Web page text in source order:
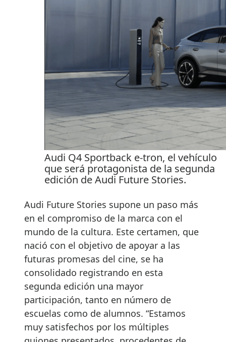
Audi Q4 Sportback e-tron, el vehículo
que será protagonista de la segunda
edición de Audi Future Stories.
Audi Future Stories supone un paso más
en el compromiso de la marca con el
mundo de la cultura. Este certamen, que
nació con el objetivo de apoyar a las
futuras promesas del cine, se ha
consolidado registrando en esta
segunda edición una mayor
participación, tanto en número de
escuelas como de alumnos. “Estamos
muy satisfechos por los múltiples